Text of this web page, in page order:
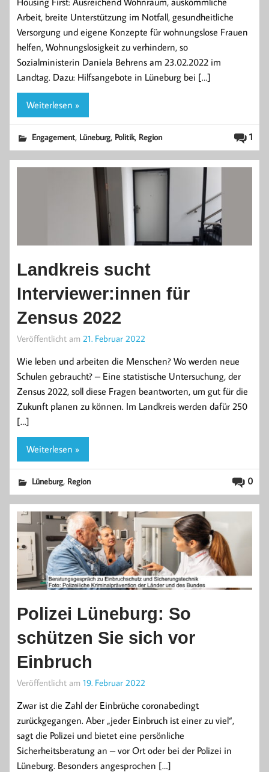
Arbeit, breite Unterstützung im Notfall, gesundheitliche
Versorgung und eigene Konzepte für wohnungslose Frauen
helfen, Wohnungslosigkeit zu verhindern, so
Sozialministerin Daniela Behrens am 23.02.2022 im
Landtag. Dazu: Hilfsangebote in Lüneburg bei […]
Weiterlesen »
1
Engagement, Lüneburg, Politik, Region
Landkreis sucht
Interviewer:innen für
Zensus 2022
Veröffentlicht am 21. Februar 2022
Wie leben und arbeiten die Menschen? Wo werden neue
Schulen gebraucht? – Eine statistische Untersuchung, der
Zensus 2022, soll diese Fragen beantworten, um gut für die
Zukunft planen zu können. Im Landkreis werden dafür 250
[…]
Weiterlesen »
0
Lüneburg, Region
Polizei Lüneburg: So
schützen Sie sich vor
Einbruch
Veröffentlicht am 19. Februar 2022
Zwar ist die Zahl der Einbrüche coronabedingt
zurückgegangen. Aber „jeder Einbruch ist einer zu viel“,
sagt die Polizei und bietet eine persönliche
Sicherheitsberatung an – vor Ort oder bei der Polizei in
Lüneburg. Besonders angesprochen […]